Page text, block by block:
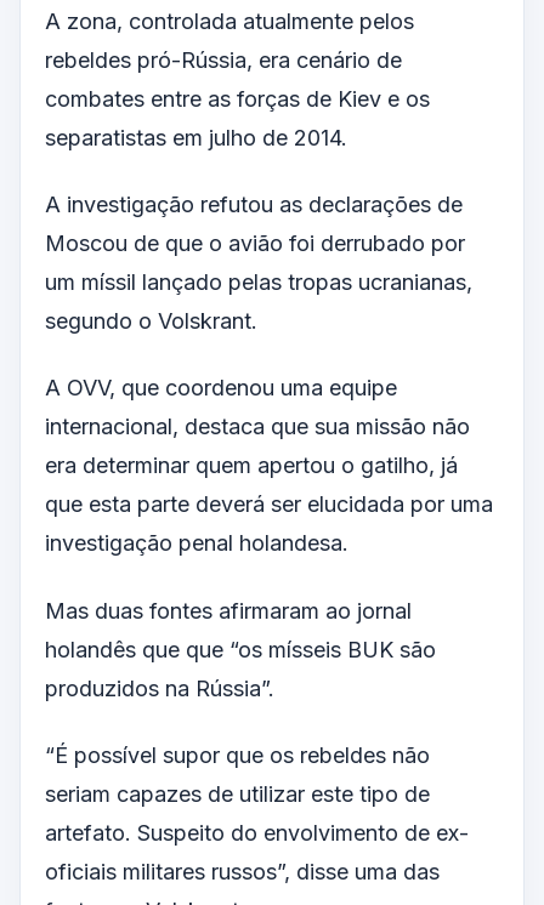
A zona, controlada atualmente pelos
rebeldes pró-Rússia, era cenário de
combates entre as forças de Kiev e os
separatistas em julho de 2014.
A investigação refutou as declarações de
Moscou de que o avião foi derrubado por
um míssil lançado pelas tropas ucranianas,
segundo o Volskrant.
A OVV, que coordenou uma equipe
internacional, destaca que sua missão não
era determinar quem apertou o gatilho, já
que esta parte deverá ser elucidada por uma
investigação penal holandesa.
Mas duas fontes afirmaram ao jornal
holandês que que “os mísseis BUK são
produzidos na Rússia”.
“É possível supor que os rebeldes não
seriam capazes de utilizar este tipo de
artefato. Suspeito do envolvimento de ex-
oficiais militares russos”, disse uma das